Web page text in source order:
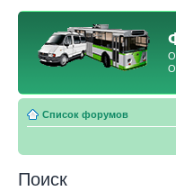
Список форумов
Поиск